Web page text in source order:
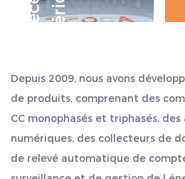
l'automatisation industrielle,
indispensable et important
électriques modernes et
industrielle. Ses
précision et
utilisateurs de saisir
expédition. L exportation est
de travail de « sincérité et
travail d équipe et dépassement
accueillons sincèrement les
étrangers pour nous rendre
développement commun et
Depuis 2009, nous avons
de produits, comprenant des
CC monophasés et triphasés,
numériques, des collecteurs de
de relevé automatique de